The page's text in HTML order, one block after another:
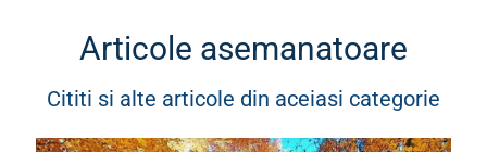
Articole asemanatoare
Cititi si alte articole din aceiasi categorie